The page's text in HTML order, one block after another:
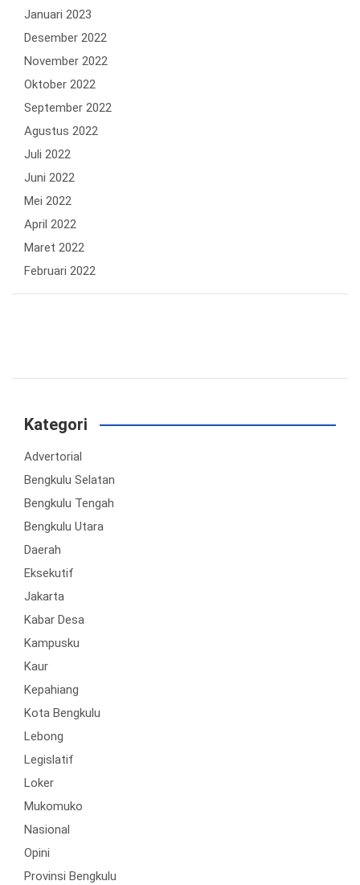
Januari 2023
Desember 2022
November 2022
Oktober 2022
September 2022
Agustus 2022
Juli 2022
Juni 2022
Mei 2022
April 2022
Maret 2022
Februari 2022
Kategori
Advertorial
Bengkulu Selatan
Bengkulu Tengah
Bengkulu Utara
Daerah
Eksekutif
Jakarta
Kabar Desa
Kampusku
Kaur
Kepahiang
Kota Bengkulu
Lebong
Legislatif
Loker
Mukomuko
Nasional
Opini
Provinsi Bengkulu